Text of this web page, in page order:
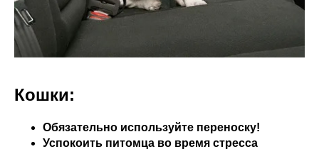
Кошки:
Обязательно используйте переноску!
Успокоить питомца во время стресса